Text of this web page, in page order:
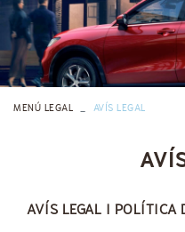
MENÚ LEGAL AVÍS LEGAL
AVÍS LEGAL I POLÍTICA